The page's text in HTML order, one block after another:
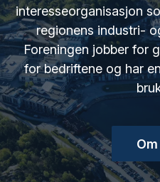
interesseorganisasjon
regionens industri-
Foreningen jobber for
for bedriftene og har